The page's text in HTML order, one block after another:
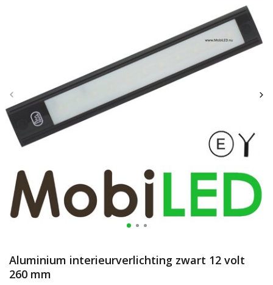
Aluminium interieurverlichting zwart 12 volt
260 mm